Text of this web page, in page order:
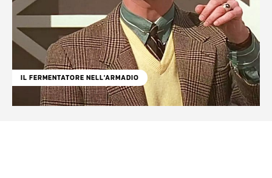
IL FERMENTATORE NELL'ARMADIO